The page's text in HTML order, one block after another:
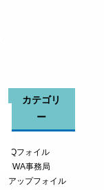
カテゴリ
ー
iQフォイル
JWA事務局
アップフォイル